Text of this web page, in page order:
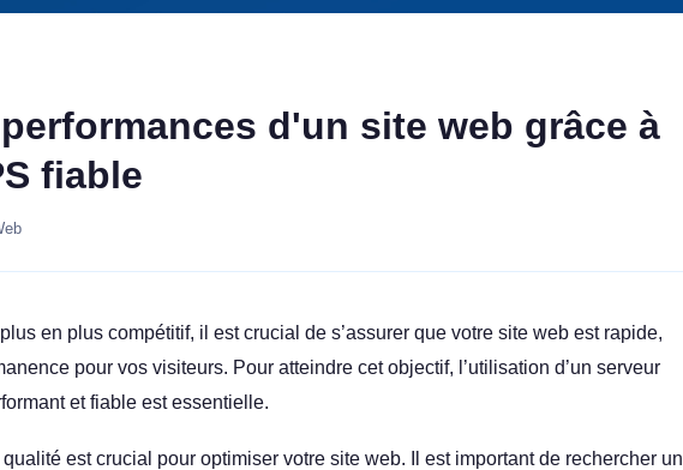
d'un site web grâce à
fiable
en plus compétitif, il est crucial de s’assurer que votre site web est rapide,
pour vos visiteurs. Pour atteindre cet objectif, l’utilisation d’un serveur
et fiable est essentielle.
est crucial pour optimiser votre site web. Il est important de rechercher un